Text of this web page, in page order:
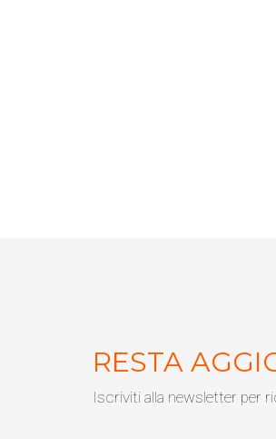
RESTA
Iscriviti alla newsletter per